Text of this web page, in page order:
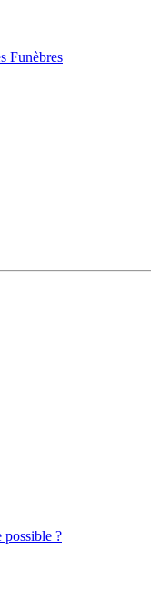
Funèbres
possible ?